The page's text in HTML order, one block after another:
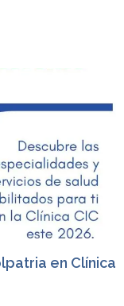
en Clínica